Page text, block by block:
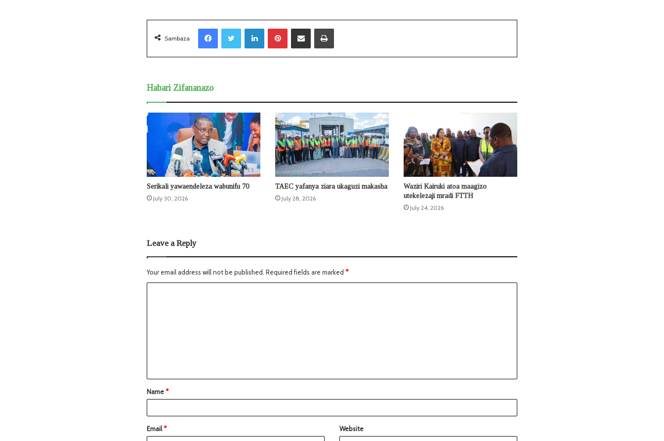
Sambaza
LinkedIn Sambaza kupitia barua pepe
Habari Zifananazo
Serikali yawaendeleza wabunifu 70
July 30, 2026
TAEC yafanya ziara ukaguzi makasha
July 28, 2026
Waziri Kairuki atoa maagizo
utekelezaji mradi FTTH
July 24, 2026
Leave a Reply
Your email address will not be published. Required fields are marked *
Name*
Email* Website